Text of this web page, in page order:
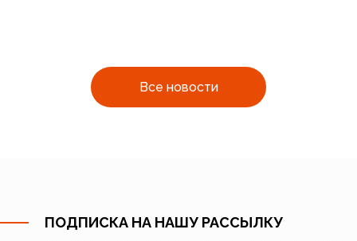
Все новости
ПОДПИСКА НА НАШУ РАССЫЛКУ